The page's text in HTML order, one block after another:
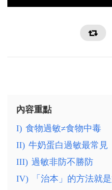
內容重點
I) 食物過敏≠食物中毒
II) 牛奶蛋白過敏最常見
III) 過敏非防不勝防
IV)
「治本」的方法就